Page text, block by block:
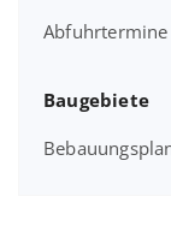
Baugebiete